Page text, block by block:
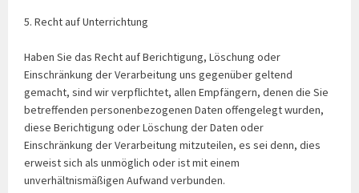
5. Recht auf Unterrichtung
Haben Sie das Recht auf Berichtigung, Löschung oder
Einschränkung der Verarbeitung uns gegenüber geltend
gemacht, sind wir verpflichtet, allen Empfängern, denen die Sie
betreffenden personenbezogenen Daten offengelegt wurden,
diese Berichtigung oder Löschung der Daten oder
Einschränkung der Verarbeitung mitzuteilen, es sei denn, dies
erweist sich als unmöglich oder ist mit einem
unverhältnismäßigen Aufwand verbunden.